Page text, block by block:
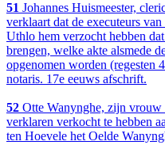
51 Johannes Huismeester,
verklaart dat de executeurs
Uthlo hem verzocht hebben
brengen, welke akte alsmede
opgenomen worden (regesten
notaris. 17e eeuws afschrift.
52 Otte Wanynghe, zijn
verklaren verkocht te hebben
ten Hoevele het Oelde